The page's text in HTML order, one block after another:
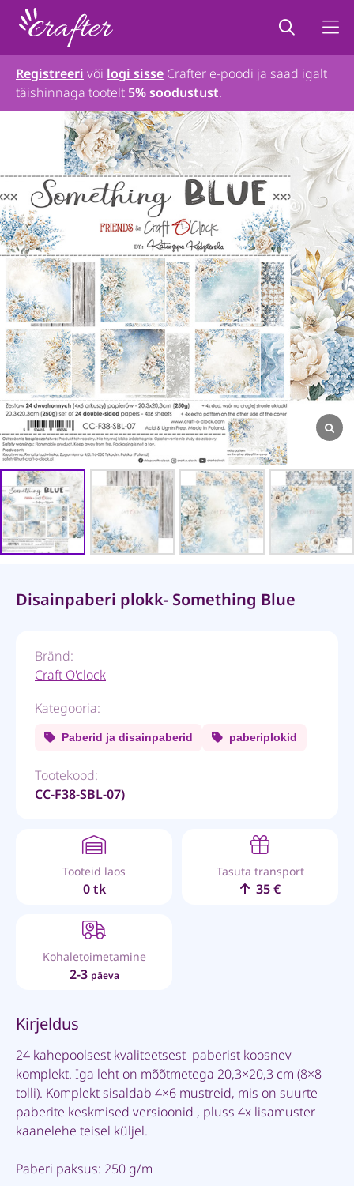
Registreeri või logi sisse Crafter e-poodi ja saad igalt
täishinnaga tootelt5% soodustust.
Disainpaberi plokk- Something Blue
Bränd:
Craft O'clock
Kategooria:
Paberid ja disainpaberid paberiplokid
Tootekood:
CC-F38-SBL-07)
Tooteid laos
0 tk
Tasuta transport
35 €
Kohaletoimetamine
2-3 päeva
Kirjeldus
24 kahepoolsest kvaliteetsest paberist koosnev
komplekt. Iga leht on mõõtmetega 20,3×20,3 cm (8×8
tolli). Komplekt sisaldab 4×6 mustreid, mis on suurte
paberite keskmised versioonid , pluss 4x lisamuster
kaanelehe teisel küljel.
Paberi paksus: 250 g/m